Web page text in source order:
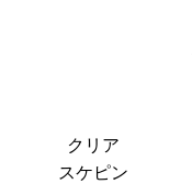
クリア
スケピン